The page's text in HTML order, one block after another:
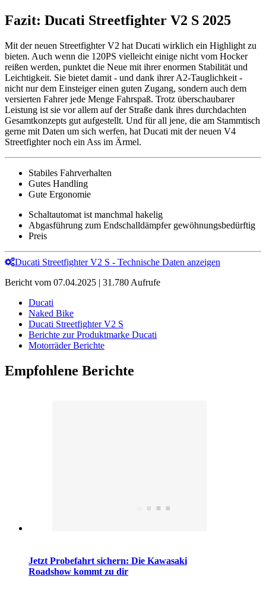
Fazit: Ducati Streetfighter V2 S 2025
Mit der neuen Streetfighter V2 hat Ducati wirklich ein Highlight zu
bieten. Auch wenn die 120PS vielleicht einige nicht vom Hocker
reißen werden, punktet die Neue mit ihrer enormen Stabilität und
Leichtigkeit. Sie bietet damit - und dank ihrer A2-Tauglichkeit -
nicht nur dem Einsteiger einen guten Zugang, sondern auch dem
versierten Fahrer jede Menge Fahrspaß. Trotz überschaubarer
Leistung ist sie vor allem auf der Straße dank ihres durchdachten
Gesamtkonzepts gut aufgestellt. Und für all jene, die am Stammtisch
gerne mit Daten um sich werfen, hat Ducati mit der neuen V4
Streetfighter noch ein Ass im Ärmel.
Stabiles Fahrverhalten
Gutes Handling
Gute Ergonomie
Schaltautomat ist manchmal hakelig
Abgasführung zum Endschalldämpfer gewöhnungsbedürftig
Preis
Ducati Streetfighter V2 S - Technische Daten anzeigen
Bericht vom 07.04.2025 | 31.780 Aufrufe
Ducati
Naked Bike
Ducati Streetfighter V2 S
Berichte zur Produktmarke Ducati
Motorräder Berichte
Empfohlene Berichte
Jetzt Probefahrt sichern: Die Kawasaki
Roadshow kommt zu dir